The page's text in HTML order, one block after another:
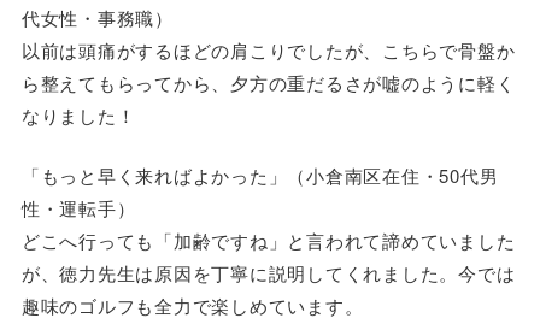
代女性・事務職）
以前は頭痛がするほどの肩こりでしたが、こちらで骨盤か
ら整えてもらってから、夕方の重だるさが嘘のように軽く
なりました！
「もっと早く来ればよかった」（小倉南区在住・50代男
性・運転手）
どこへ行っても「加齢ですね」と言われて諦めていました
が、徳力先生は原因を丁寧に説明してくれました。今では
趣味のゴルフも全力で楽しめています。